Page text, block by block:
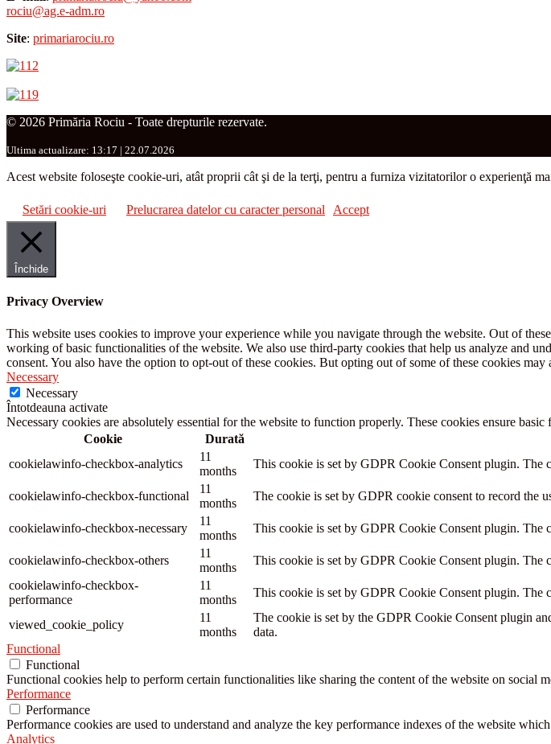
rociu@ag.e-adm.ro
Site: primariarociu.ro
© 2026 Primăria Rociu - Toate drepturile rezervate.
Ultima actualizare: 13:17 | 22.07.2026
Acest website foloseşte cookie-uri, atât proprii cât şi de la terţi, pentru a furniza vizitatorilor o experienţă
Setări cookie-uri Prelucrarea datelor cu caracter personal Accept
Închide
Privacy Overview
This website uses cookies to improve your experience while you navigate through the website. Out of
working of basic functionalities of the website. We also use third-party cookies that help us analyze and
consent. You also have the option to opt-out of these cookies. But opting out of some of these cookies
Necessary
Necessary
Întotdeauna activate
Necessary cookies are absolutely essential for the website to function properly. These cookies ensure
Cookie
Durată
cookielawinfo-checkbox-analytics
11
months
This cookie is set by GDPR Cookie Consent plugin. The
cookielawinfo-checkbox-functional
11
months
The cookie is set by GDPR cookie consent to record the
cookielawinfo-checkbox-necessary
11
months
This cookie is set by GDPR Cookie Consent plugin. The
cookielawinfo-checkbox-others
11
months
This cookie is set by GDPR Cookie Consent plugin. The
cookielawinfo-checkbox-
performance
11
months
This cookie is set by GDPR Cookie Consent plugin. The
viewed_cookie_policy
11
months
The cookie is set by the GDPR Cookie Consent plugin
data.
Functional
Functional
Functional cookies help to perform certain functionalities like sharing the content of the website on social
Performance
Performance
Performance cookies are used to understand and analyze the key performance indexes of the website
Analytics